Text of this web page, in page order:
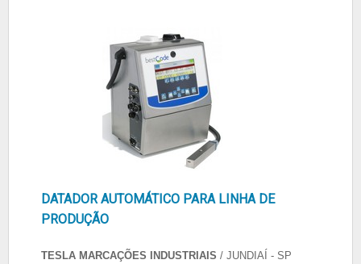
DATADOR AUTOMÁTICO PARA LINHA DE
PRODUÇÃO
TESLA MARCAÇÕES INDUSTRIAIS / JUNDIAÍ - SP